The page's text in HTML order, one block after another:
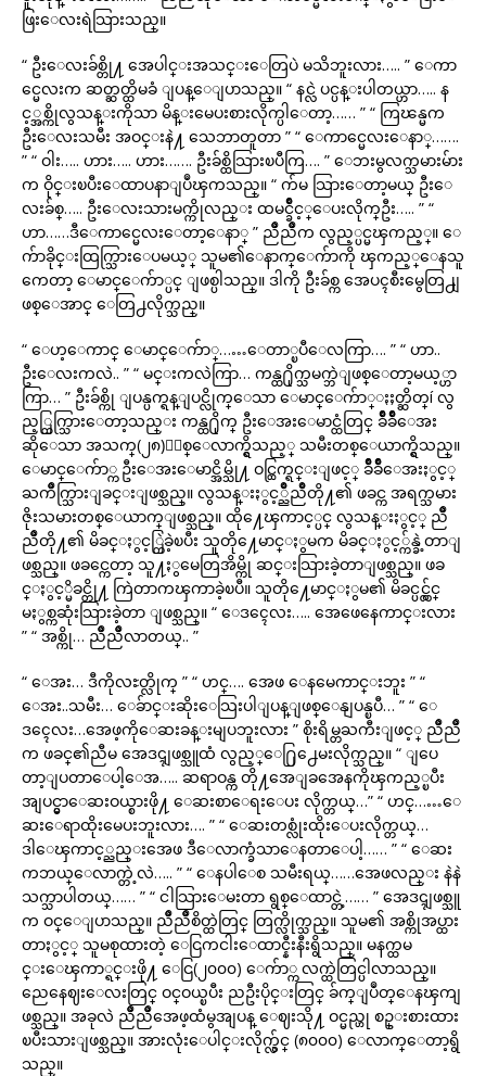
ဖြးေလးရဲသြားသည္။
“ ဦးေလးခ်စ္တို႔ အေပါင္းအသင္းေတြပဲ မသိဘူးလား….. ” ေကာ
င္မေလးက ဆတ္ဆတ္ထိမခံ ျပန္ေျပာသည္။ “ နင္လဲ ပင္ပန္းပါတယ္ဟာ….. န
င့္အစ္ကိုလွသန္းကိုသာ မိန္းမေပးစားလိုက္ပါေတာ့…… ” “ ကြၽန္မက
ဦးေလးသမီး အဝင္းနဲ႔ သေဘာတူတာ ” “ ေကာင္မေလးေနာ္…….
” “ ဝါး….. ဟား….. ဟား……. ဦးခ်စ္ထိသြားၿပီကြ…. ” ေဘးမွလက္သမားမ်ား
က ဝိုင္းၿပီးေထာပနာျပဳၾကသည္။ “ က်မ သြားေတာ့မယ္ ဦးေ
လးခ်စ္….. ဦးေလးသားမက္ကိုလည္း ထမင္ခ်ိဳင့္ေပးလိုက္ဦး….. ” “
ဟာ……ဒီေကာင္မေလးေတာ့ေနာ္ ” ညိဳညိဳက လွည့္ပင္မၾကည့္။ ေ
က်ာခိုင္းထြက္သြားေပမယ့္ သူမ၏ေနာက္ေက်ာကို ၾကည့္ေနသူ
ကေတာ့ ေမာင္ေက်ာ္ပင္ ျဖစ္ပါသည္။ ဒါကို ဦးခ်စ္က အေပၚစီးမွေတြ႕ျ
ဖစ္ေအာင္ ေတြ႕လိုက္သည္။
“ ေဟ့ေကာင္ ေမာင္ေက်ာ္……ေတာ္ၿပီေလကြာ…. ” “ ဟာ..
ဦးေလးကလဲ.. ” “ မင္းကလဲကြာ… ကန္ထ႐ိုက္သမက္ဘဲျဖစ္ေတာ့မယ့္ဟာ
ကြာ… ” ဦးခ်စ္ကို ျပန္ပက္ရန္ျပင္လိုက္ေသာ ေမာင္ေက်ာ္ႏႈတ္ဆိတ္í လွ
ည့္ထြက္သြားေတာ့သည္း ကန္ထ႐ိုက္ ဦးေအးေမာင္ထံတြင္ ခ်ိဳခ်ိဳေအး
ဆိုေသာ အသက္(၂၈)ႏွစ္ေလာက္ရွိသည့္ သမီးတစ္ေယာက္ရွိသည္။
ေမာင္ေက်ာ္က ဦးေအးေမာင္အိမ္သို႔ ဝင္ထြက္ရင္းျဖင့္ ခ်ိဳခ်ိဳေအးႏွင့္
ႀကိဳက္သြားျခင္းျဖစ္သည္။ လွသန္းႏွင့္ညိဳညိဳတို႔၏ ဖခင္က အရက္သမား
ဇိုးသမားတစ္ေယာက္ျဖစ္သည္။ ထို႔ေၾကာင့္ပင္ လွသန္းႏွင့္ ညိဳ
ညိဳတို႔၏ မိခင္ႏွင့္ကြဲခဲ့ၿပီး သူတို႔ေမာင္ႏွမက မိခင္ႏွင့္က်န္ခဲ့တာျ
ဖစ္သည္။ ဖခင္ကေတာ့ သူ႔ႏွမေတြအိမ္ကို ဆင္းသြားခဲ့တာျဖစ္သည္။ ဖခ
င္ႏွင့္မိခင္တို႔ ကြဲတာကၾကာခဲ့ၿပီ။ သူတို႔ေမာင္ႏွမ၏ မိခင္ပင္လွ်င္
မႏွစ္ကဆုံးသြားခဲ့တာ ျဖစ္သည္။ “ ေဒၚေလး….. အေဖေနေကာင္းလား
” “ အစ္ကို… ညိဳညိဳလာတယ္.. ”
“ ေအး… ဒီကိုလႊတ္လိုက္ ” “ ဟင္…. အေဖ ေနမေကာင္းဘူး ” “
ေအး..သမီး… ေခ်ာင္းဆိုးေသြးပါျပန္ျဖစ္ေနျပန္ၿပီ… ” “ ေ
ဒၚေလး…အေဖ့ကိုေဆးခန္းမျပဘူးလား ” စိုးရိမ္တႀကီးျဖင့္ ညိဳညိဳ
က ဖခင္၏ညီမ အေဒၚျဖစ္သူထံ လွည့္ေ႐ြ႕ေမးလိုက္သည္။ “ ျပေ
တာ့ျပတာေပါ့ေအ….. ဆရာဝန္က တို႔အေျခအေနကိုၾကည့္ၿပီး
အျပင္မွာေဆးဝယ္စားဖို႔ ေဆးစာေရးေပး လိုက္တယ္…” “ ဟင္……ေ
ဆးေရာထိုးမေပးဘူးလား…. ” “ ေဆးတစ္လုံးထိုးေပးလိုက္တယ္…
ဒါေၾကာင့္ညည္းအေဖ ဒီေလာက္ခံသာေနတာေပါ့…… ” “ ေဆး
ကဘယ္ေလာက္တဲ့လဲ….. ” “ ေနပါေစ သမီးရယ္……အေဖလည္း နဲနဲ
သက္သာပါတယ္…… ” “ ငါသြားေမးတာ ရွစ္ေထာင္တဲ့…… ” အေဒၚျဖစ္သူ
က ဝင္ေျပာသည္။ ညိဳညိဳစိတ္ထဲတြင္ တြက္လိုက္သည္။ သူမ၏ အစ္ကိုအပ္ထား
တာႏွင့္ သူမစုထားတဲ့ ေငြကငါးေထာင္နီးနီးရွိသည္။ မနက္ထမ
င္းေၾကာ္ရင္းဖို႔ ေငြ(၂၀၀၀) ေက်ာ္က လက္ထဲတြင္ပါလာသည္။
ညေနေဈးေလးတြင္ ဝင္ဝယ္ၿပီး ညဦးပိုင္းတြင္ ခ်က္ျပဳတ္ေနၾကျ
ဖစ္သည္။ အခုလဲ ညိဳညိဳအေဖ့ထံမွအျပန္ ေဈးသို႔ ဝင္မည္ဟု စဥ္းစားထား
ၿပီးသားျဖစ္သည္။ အားလုံးေပါင္းလိုက္လွ်င္ (၈၀၀၀) ေလာက္ေတာ့ရွိ
သည္။